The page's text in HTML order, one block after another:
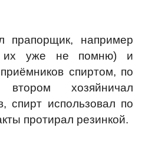
прапорщик, например
их уже не помню) и
спиртом, по
хозяйничал
спирт использовал по
протирал резинкой.